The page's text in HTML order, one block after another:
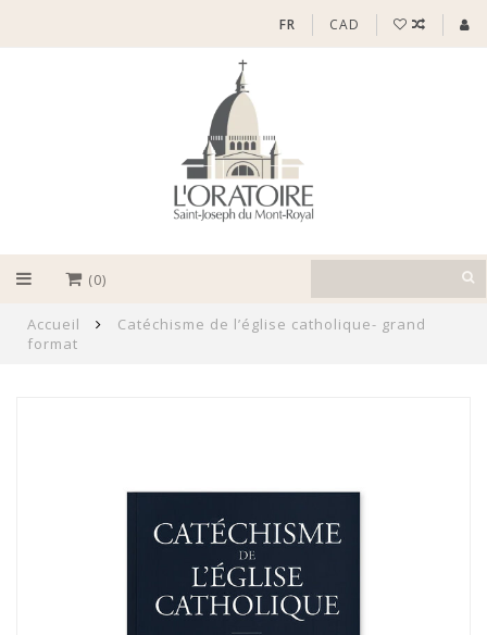
FR CAD
(0)
Accueil
Catéchisme de l’église catholique- grand
format